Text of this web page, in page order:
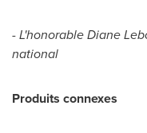
- L'honorableDiane
national
Produits connexes